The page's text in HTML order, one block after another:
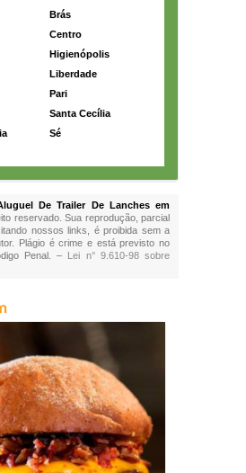
Brás
Centro
Higienópolis
Liberdade
Pari
Santa Cecília
Sé
De Trailer De Lanches em
reservado. Sua reprodução, parcial
nossos links, é proibida sem a
Plágio é crime e está previsto no
Penal. – Lei n° 9.610-98 sobre